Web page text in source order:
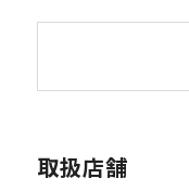
取扱店舗